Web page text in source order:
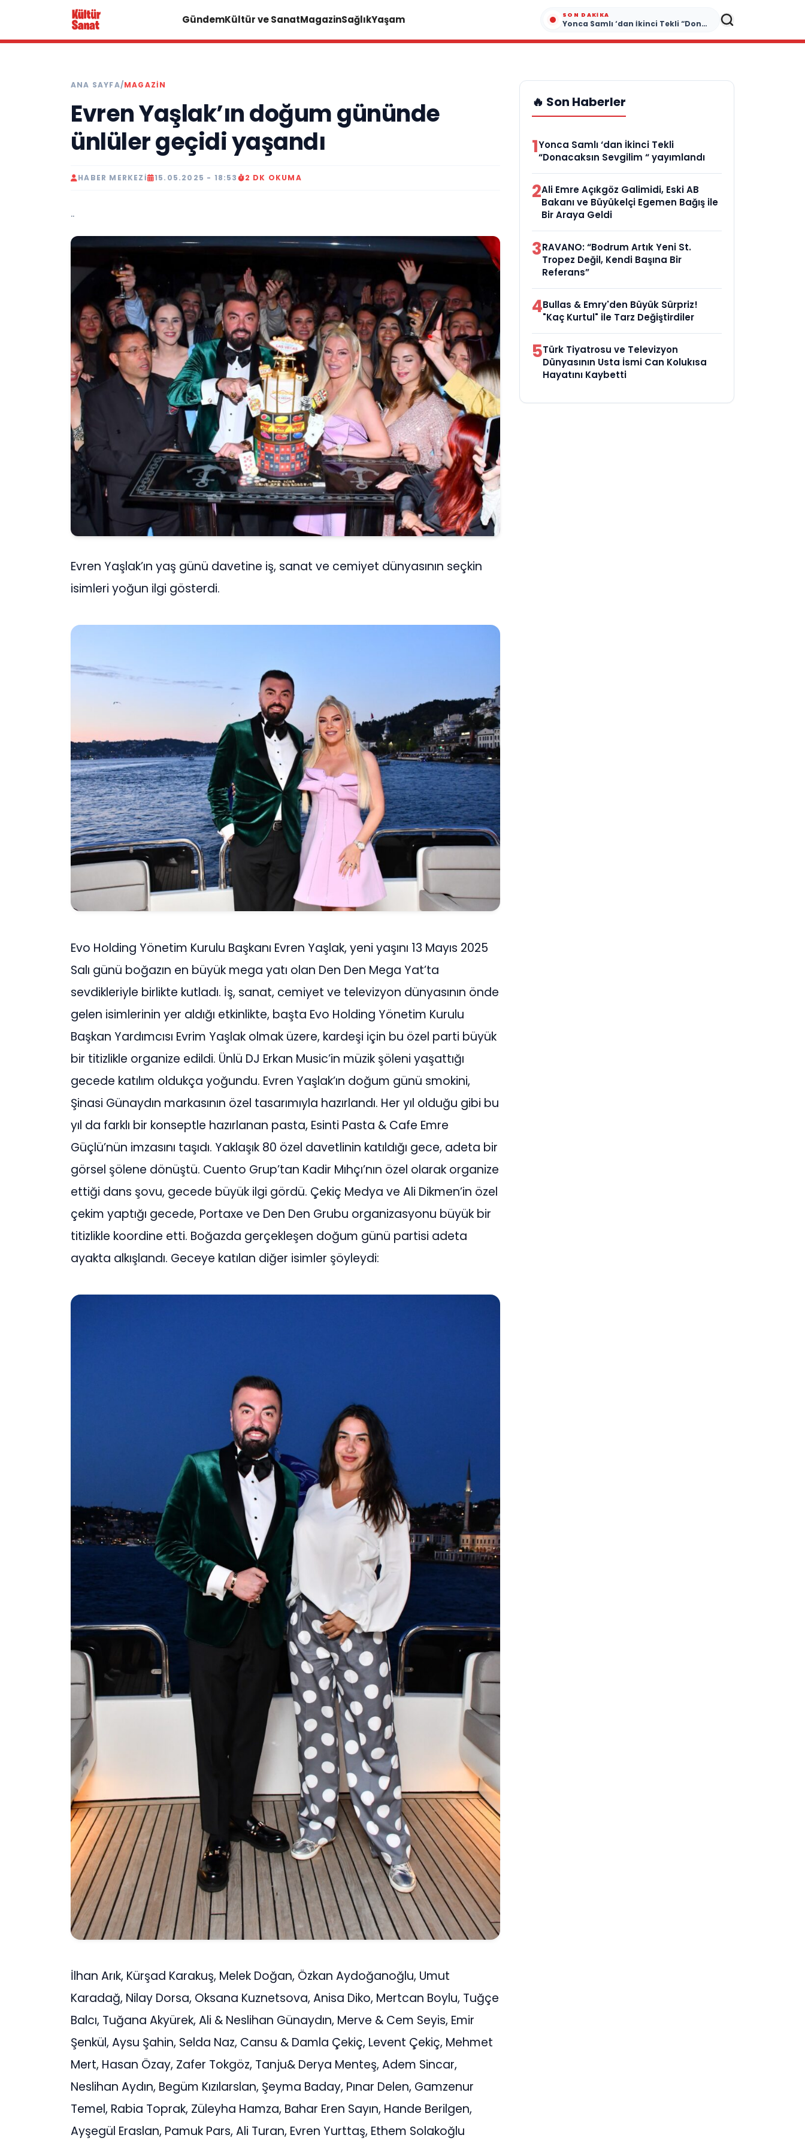
GündemKültür ve SanatMagazinSağlıkYaşam SON DAKIKA
Yonca Samlı ‘dan İkinci Tekli “Donacaksın Sevgilim “ yayımlandı
ANA SAYFA/MAGAZIN
Evren Yaşlak’ın doğum gününde
ünlüler geçidi yaşandı
HABER MERKEZI 15.05.2025 - 18:53 2 DK OKUMA
..
Evren Yaşlak’ın yaş günü davetine iş, sanat ve cemiyet dünyasının seçkin
isimleri yoğun ilgi gösterdi.
Evo Holding Yönetim Kurulu Başkanı Evren Yaşlak, yeni yaşını 13 Mayıs 2025
Salı günü boğazın en büyük mega yatı olan Den Den Mega Yat’ta
sevdikleriyle birlikte kutladı. İş, sanat, cemiyet ve televizyon dünyasının önde
gelen isimlerinin yer aldığı etkinlikte, başta Evo Holding Yönetim Kurulu
Başkan Yardımcısı Evrim Yaşlak olmak üzere, kardeşi için bu özel parti büyük
bir titizlikle organize edildi. Ünlü DJ Erkan Music’in müzik şöleni yaşattığı
gecede katılım oldukça yoğundu. Evren Yaşlak’ın doğum günü smokini,
Şinasi Günaydın markasının özel tasarımıyla hazırlandı. Her yıl olduğu gibi bu
yıl da farklı bir konseptle hazırlanan pasta, Esinti Pasta & Cafe Emre
Güçlü’nün imzasını taşıdı. Yaklaşık 80 özel davetlinin katıldığı gece, adeta bir
görsel şölene dönüştü. Cuento Grup’tan Kadir Mıhçı’nın özel olarak organize
ettiği dans şovu, gecede büyük ilgi gördü. Çekiç Medya ve Ali Dikmen’in özel
çekim yaptığı gecede, Portaxe ve Den Den Grubu organizasyonu büyük bir
titizlikle koordine etti. Boğazda gerçekleşen doğum günü partisi adeta
ayakta alkışlandı. Geceye katılan diğer isimler şöyleydi:
İlhan Arık, Kürşad Karakuş, Melek Doğan, Özkan Aydoğanoğlu, Umut
Karadağ, Nilay Dorsa, Oksana Kuznetsova, Anisa Diko, Mertcan Boylu, Tuğçe
Balcı, Tuğana Akyürek, Ali & Neslihan Günaydın, Merve & Cem Seyis, Emir
Şenkül, Aysu Şahin, Selda Naz, Cansu & Damla Çekiç, Levent Çekiç, Mehmet
Mert, Hasan Özay, Zafer Tokgöz, Tanju& Derya Menteş, Adem Sincar,
Neslihan Aydın, Begüm Kızılarslan, Şeyma Baday, Pınar Delen, Gamzenur
Temel, Rabia Toprak, Züleyha Hamza, Bahar Eren Sayın, Hande Berilgen,
Ayşegül Eraslan, Pamuk Pars, Ali Turan, Evren Yurttaş, Ethem Solakoğlu
🔥 Son Haberler
1Yonca Samlı ‘dan İkinci Tekli
“Donacaksın Sevgilim “ yayımlandı
2Ali Emre Açıkgöz Galimidi, Eski AB
Bakanı ve Büyükelçi Egemen Bağış ile
Bir Araya Geldi
3RAVANO: “Bodrum Artık Yeni St.
Tropez Değil, Kendi Başına Bir
Referans”
4Bullas & Emry'den Büyük Sürpriz!
"Kaç Kurtul" ile Tarz Değiştirdiler
5Türk Tiyatrosu ve Televizyon
Dünyasının Usta İsmi Can Kolukısa
Hayatını Kaybetti